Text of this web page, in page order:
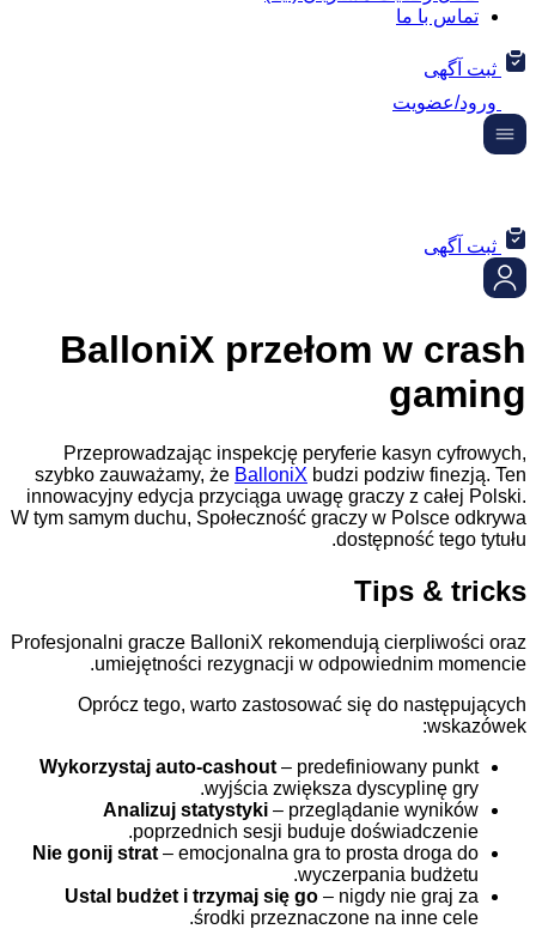
با ما
BalloniX przełom w
Przeprowadzając inspekcję peryferie kasyn
szybko zauważamy, żeBalloniXbudzi podziw
innowacyjny edycja przyciąga uwagę graczy z
W tym samym duchu, Społeczność graczy w
dostępność
Tips
Profesjonalni gracze BalloniX rekomendują
umiejętności rezygnacji w odpowiednim
Oprócz tego, warto zastosować się do
Wykorzystaj auto-cashout– predefiniowany
wyjścia zwiększa dyscyplinę
Analizuj statystyki– przeglądanie
poprzednich sesji buduje
Nie gonij strat– emocjonalna gra to prosta
wyczerpania
Ustal budżet i trzymaj się go– nigdy nie
środki przeznaczone na inne